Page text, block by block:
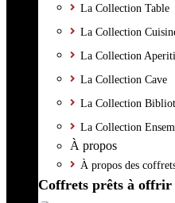
La Collection Table
La Collection
La Collection
La Collection Cave
La Collection
La Collection
À propos
À propos des
Coffrets prêts à offrir